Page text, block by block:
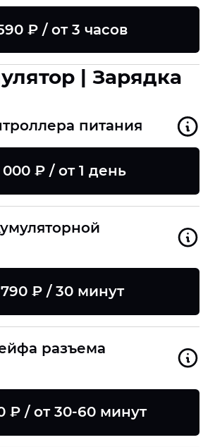
₽ / от 3 часов
| Зарядка
питания
₽ / от 1 день
790 ₽ / 30 минут
разъема
₽ / от 30-60 минут